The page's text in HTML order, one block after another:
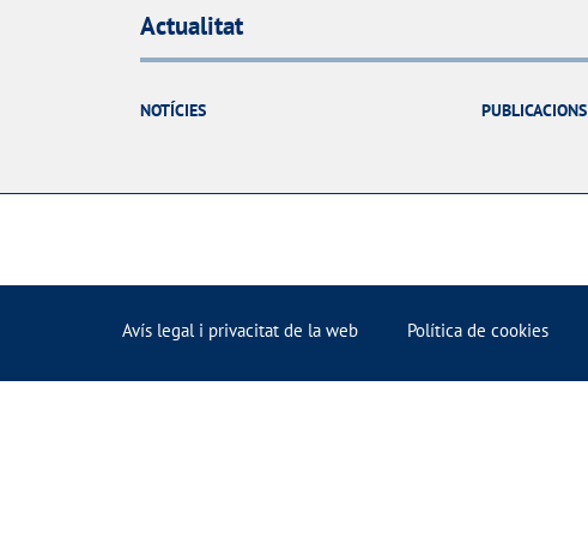
Actualitat
NOTÍCIES PUBLICACIONS
Avís legal i privacitat de la web Política de cookies